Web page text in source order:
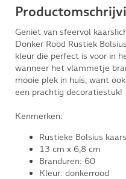
Geniet van sfeervol
Donker Rood Rustiek
kleur die perfect is voor in
wanneer het vlammetje
mooie plek in huis, want
een prachtig decoratiestuk!
Kenmerken:
Rustieke Bolsius kaars
13 cm x 6,8 cm
Branduren: 60
Kleur: donkerrood